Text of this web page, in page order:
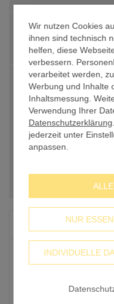
Wir nutzen Cookies
ihnen sind technisch
helfen, diese
verbessern.
verarbeitet werden,
Werbung und Inhalte
Inhaltsmessung.
Verwendung Ihrer
Datenschutzerklärung
jederzeit unter
anpassen.
INDIVIDUELLE
NUR
PREIS PRO STK.
Anzahl(min.10 Stk.)
PREIS GESAMT
zzgl. 19% USt
PREIS GESAMT
IN
STAFFELPREISE
ab 1 Stk.
ab 50 Stk.